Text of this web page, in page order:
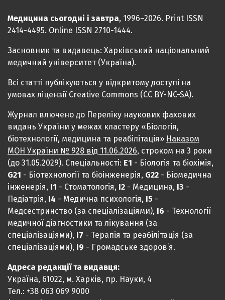
Медицина сьогодні і завтра, 1996–2026. Print ISSN
2414-4495. Online ISSN 2710-1444.
Засновник та видавець: Харківський національний
медичний університет (Україна).
Всі статті публікуються у відкритому доступі на
умовах ліцензії Creative Commons (CC BY-NC-SA).
Журнал влючено до Переліку наукових фахових
видань України у межах кластеру «Біологія,
біотехнології, медицина та реабілітація» Наказом
МОН України № 928 від 11.06.2026, строком на 3 роки
(до 31.05.2029). Спеціальності: Е1 - Біологія та біохімія,
G21 - Біотехнології та біоінженерія, G22 - Біомедична
інженерія, I1 - Стоматологія, I2 - Медицина, IЗ -
Педіатрія, I4 - Медична психологія, I5 -
Медсестринство (за спеціалізаціями), I6 - Технології
медичної діагностики та лікування (за
спеціалізаціями), I7 - Терапія та реабілітація (за
спеціалізаціями), I9 - Громадське здоров’я.
Адреса редакції та видавця:
Україна, 61022, м. Харків, пр. Науки, 4
Тел.: +38 063 069 9000